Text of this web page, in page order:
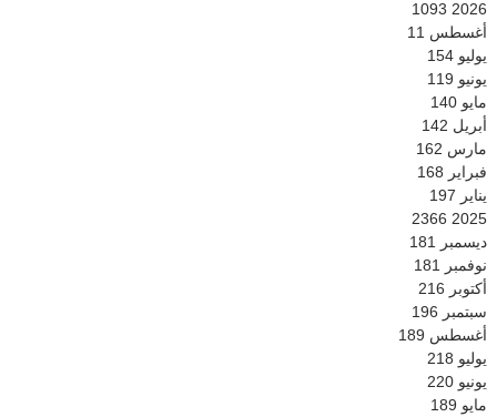
2026
1093
أغسطس 11
يوليو 154
يونيو 119
مايو 140
أبريل 142
مارس 162
فبراير 168
يناير 197
2025
2366
ديسمبر
181
نوفمبر
181
أكتوبر 216
سبتمبر 196
أغسطس 189
يوليو 218
يونيو 220
مايو 189